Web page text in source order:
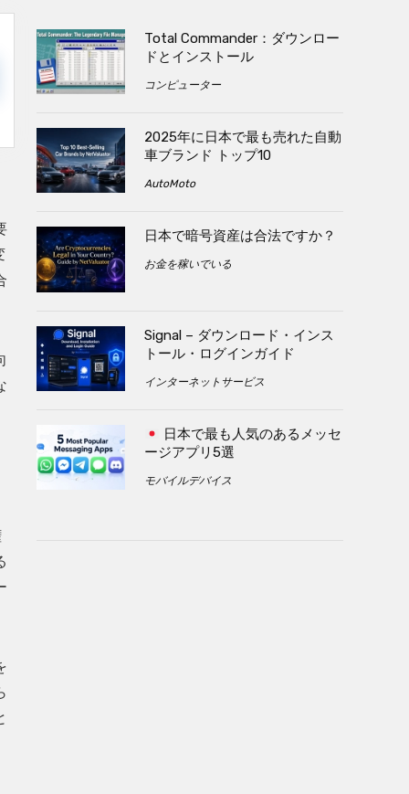
Total Commander：ダウンロー
ドとインストール
コンピューター
2025年に日本で最も売れた自動
車ブランド トップ10
AutoMoto
日本で暗号資産は合法ですか？
お金を稼いでいる
Signal – ダウンロード・インス
トール・ログインガイド
インターネットサービス
日本で最も人気のあるメッセ
ージアプリ5選
モバイルデバイス